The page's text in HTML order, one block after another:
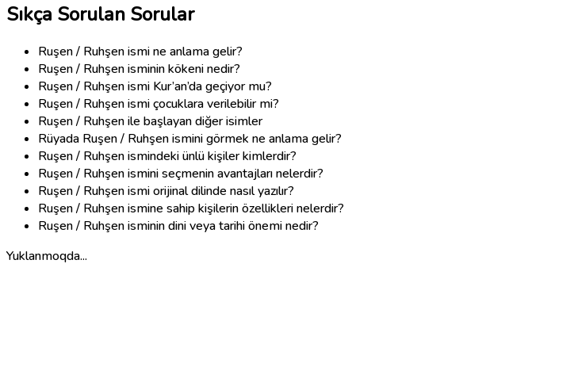
Sıkça Sorulan Sorular
Ruşen / Ruhşen ismi ne anlama gelir?
Ruşen / Ruhşen isminin kökeni nedir?
Ruşen / Ruhşen ismi Kur’an’da geçiyor mu?
Ruşen / Ruhşen ismi çocuklara verilebilir mi?
Ruşen / Ruhşen ile başlayan diğer isimler
Rüyada Ruşen / Ruhşen ismini görmek ne anlama gelir?
Ruşen / Ruhşen ismindeki ünlü kişiler kimlerdir?
Ruşen / Ruhşen ismini seçmenin avantajları nelerdir?
Ruşen / Ruhşen ismi orijinal dilinde nasıl yazılır?
Ruşen / Ruhşen ismine sahip kişilerin özellikleri nelerdir?
Ruşen / Ruhşen isminin dini veya tarihi önemi nedir?
Yuklanmoqda...